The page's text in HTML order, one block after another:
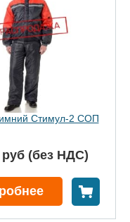
Стимул-2 СОП
руб (без НДС)